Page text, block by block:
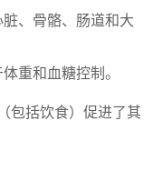
、骨骼、肠道和大
重和血糖控制。
包括饮食）促进了其